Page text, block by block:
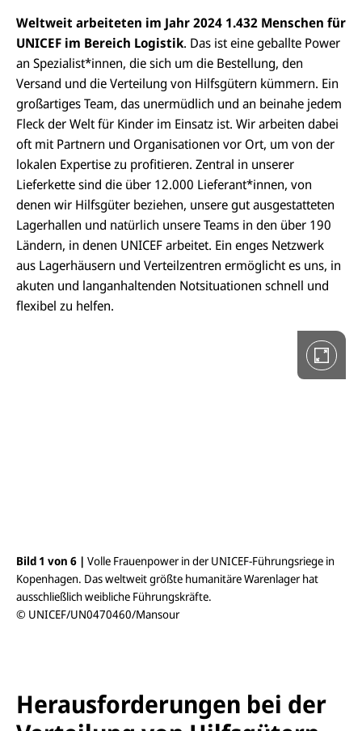
Weltweit arbeiteten im Jahr 2024 1.432 Menschen für
UNICEF im Bereich Logistik. Das ist eine geballte Power
an Spezialist*innen, die sich um die Bestellung, den
Versand und die Verteilung von Hilfsgütern kümmern. Ein
großartiges Team, das unermüdlich und an beinahe jedem
Fleck der Welt für Kinder im Einsatz ist. Wir arbeiten dabei
oft mit Partnern und Organisationen vor Ort, um von der
lokalen Expertise zu profitieren. Zentral in unserer
Lieferkette sind die über 12.000 Lieferant*innen, von
denen wir Hilfsgüter beziehen, unsere gut ausgestatteten
Lagerhallen und natürlich unsere Teams in den über 190
Ländern, in denen UNICEF arbeitet. Ein enges Netzwerk
aus Lagerhäusern und Verteilzentren ermöglicht es uns, in
akuten und langanhaltenden Notsituationen schnell und
flexibel zu helfen.
Bild 1 von 6 | Volle Frauenpower in der UNICEF-Führungsriege in
Kopenhagen. Das weltweit größte humanitäre Warenlager hat
ausschließlich weibliche Führungskräfte.
© UNICEF/UN0470460/Mansour
D
a
l
e
i
e
n
l
l
b
i
l
n
Herausforderungen bei der